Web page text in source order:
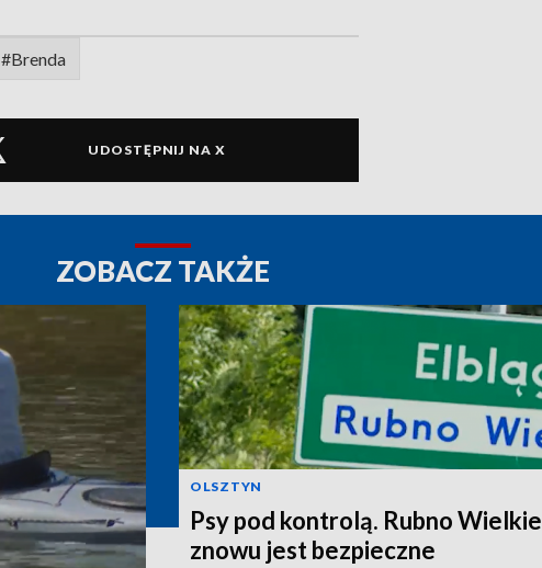
#Brenda
UDOSTĘPNIJ NA X
ZOBACZ TAKŻE
OLSZTYN
Psy pod kontrolą. Rubno Wielkie
znowu jest bezpieczne